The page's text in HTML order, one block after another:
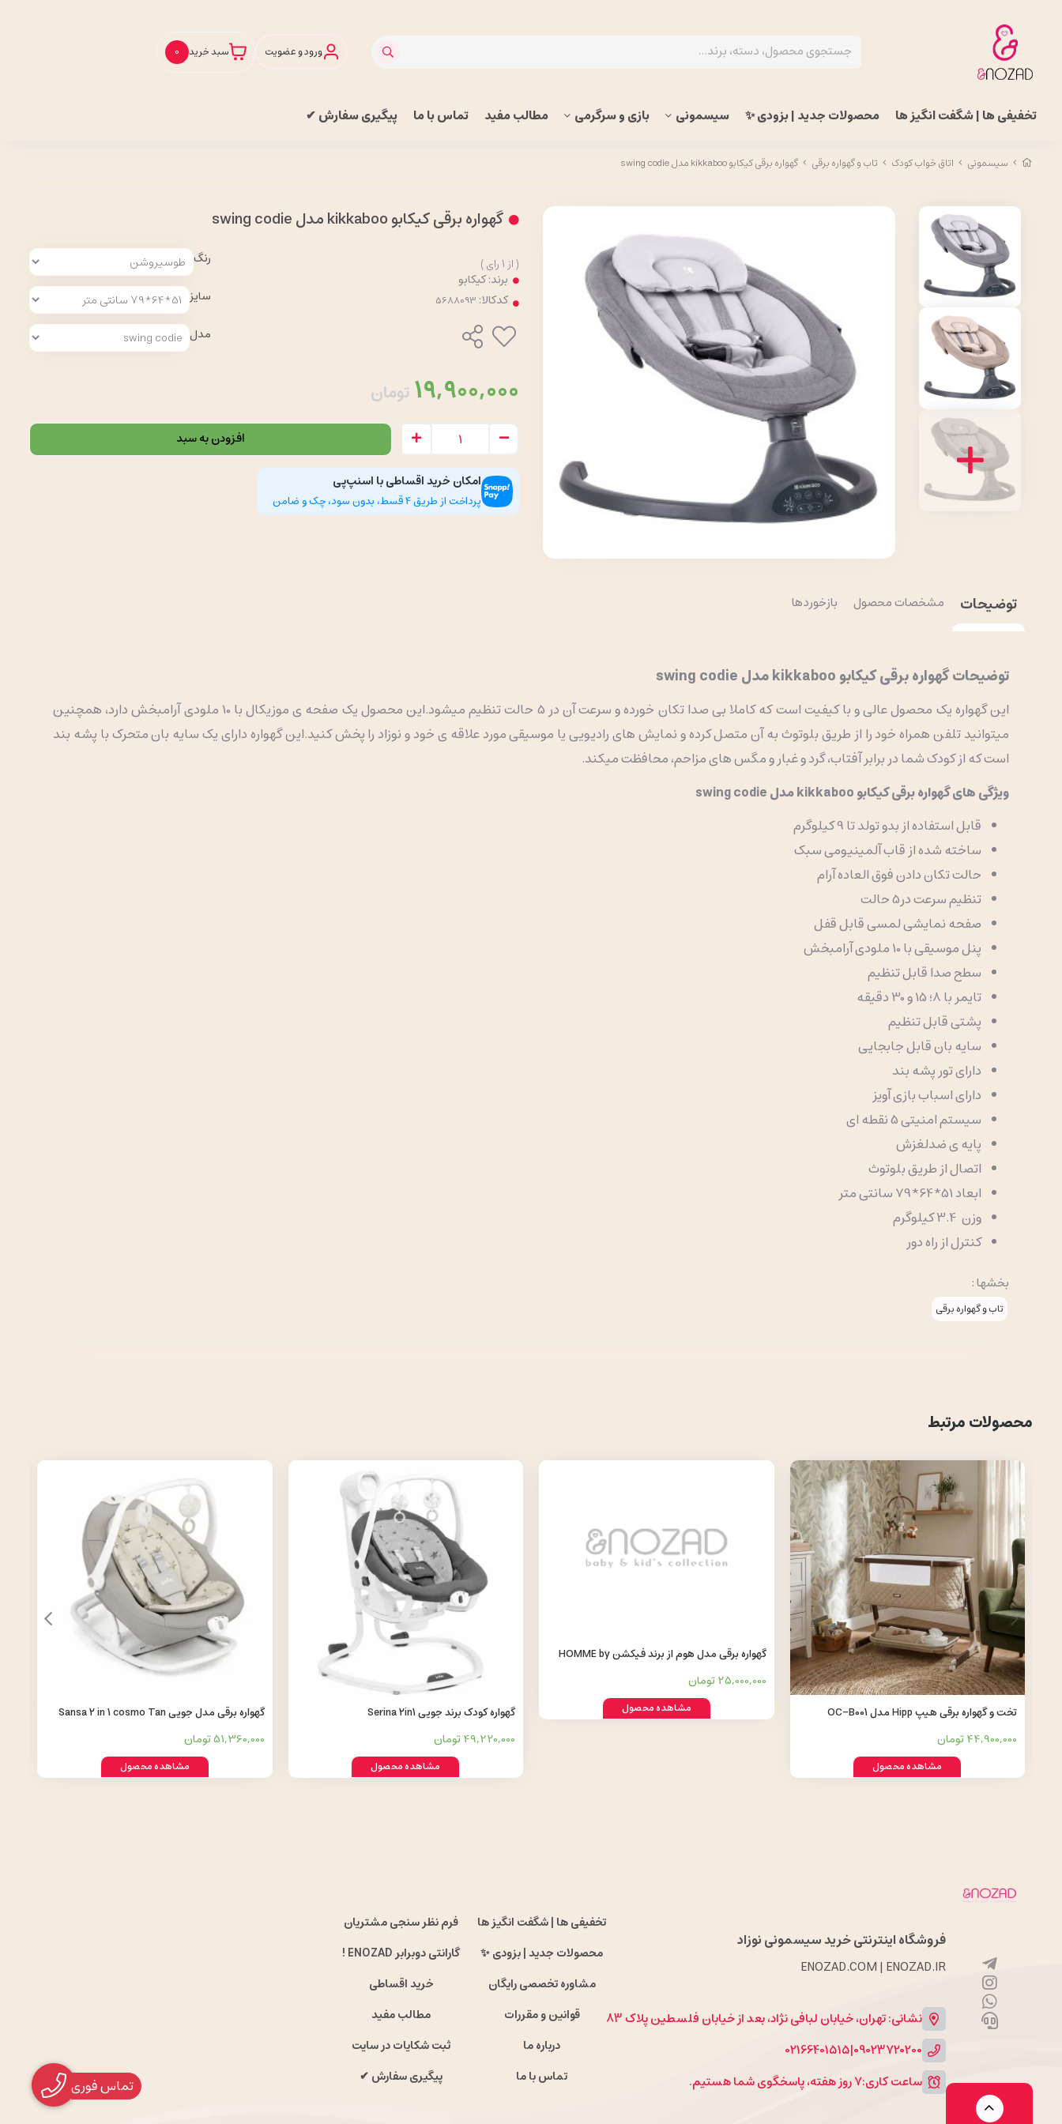
ورود و عضویت سبد خرید 0
تخفیفی ها | شگفت انگیز ها محصولات جدید | بزودی ✨ سیسمونی بازی و سرگرمی مطالب مفید تماس با ما پیگیری سفارش ✔
سیسمونی اتاق خواب کودک تاب و گهواره برقی گهواره برقی کیکابو kikkaboo مدل swing codie
گهواره برقی کیکابو kikkaboo مدل swing codie
(از1رای)
برند:کیکابو
کدکالا:
رنگ
سایز
مدل
19,900,000 تومان
افزودن به سبد
امکان خرید اقساطی با اسنپ‌پی
پرداخت از طریق 4 قسط، بدون سود، چک و ضامن
توضیحات مشخصات محصول بازخوردها
توضیحات گهواره برقی کیکابو kikkaboo مدل swing codie
این گهواره یک محصول عالی و با کیفیت است که کاملا بی صدا تکان خورده و سرعت آن در 5 حالت تنظیم میشود.این محصول یک صفحه ی موزیکال با 10 ملودی آرامبخش دارد، همچنین
میتوانید تلفن همراه خود را از طریق بلوتوث به آن متصل کرده و نمایش های رادیویی یا موسیقی مورد علاقه ی خود و نوزاد را پخش کنید.این گهواره دارای یک سایه بان متحرک با پشه بند
است که از کودک شما در برابر آفتاب، گرد و غبار و مگس های مزاحم، محافظت میکند.
ویژگی های گهواره برقی کیکابو kikkaboo مدل swing codie
قابل استفاده از بدو تولد تا 9 کیلوگرم
ساخته شده از قاب آلمینیومی سبک
حالت تکان دادن فوق العاده آرام
تنظیم سرعت در5 حالت
صفحه نمایشی لمسی قابل قفل
پنل موسیقی با 10 ملودی آرامبخش
سطح صدا قابل تنظیم
تایمر با 8؛ 15 و 30 دقیقه
پشتی قابل تنظیم
سایه بان قابل جابجایی
دارای تور پشه بند
دارای اسباب بازی آویز
سیستم امنیتی 5 نقطه ای
پایه ی ضدلغزش
اتصال از طریق بلوتوث
ابعاد 51*64*79 سانتی متر
وزن 3.4 کیلوگرم
کنترل از راه دور
بخشها :
تاب و گهواره برقی
محصولات مرتبط
تخت و گهواره برقی هیپ Hipp مدل OC-B001
44,900,000 تومان
مشاهده محصول
گهواره برقی مدل هوم از برند فیکشن HOMME by
FICTION
25,000,000 تومان
مشاهده محصول گهواره کودک برند جویی Serina 2in1
49,220,000 تومان
مشاهده محصول
گهواره برقی مدل جویی Sansa 2 in 1 cosmo Tan
by Joie
51,360,000 تومان
مشاهده محصول
فروشگاه اینترنتی خرید سیسمونی نوزاد
ENOZAD.COM | ENOZAD.IR
نشانی: تهران، خیابان لبافی نژاد، بعد از خیابان فلسطین پلاک 83
09023720200
|
02166401515
ساعت کاری:۷ روز هفته، پاسخگوی شما هستیم.
تخفیفی ها | شگفت انگیز ها
فرم نظر سنجی مشتریان
محصولات جدید | بزودی ✨
گارانتی دوبرابر ENOZAD !
مشاوره تخصصی رایگان
خرید اقساطی
قوانین و مقررات
مطالب مفید
درباره ما
ثبت شکایات در سایت
تماس با ما
پیگیری سفارش ✔ تماس فوری